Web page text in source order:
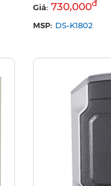
Giá: 730,000đ
MSP: DS-K1802